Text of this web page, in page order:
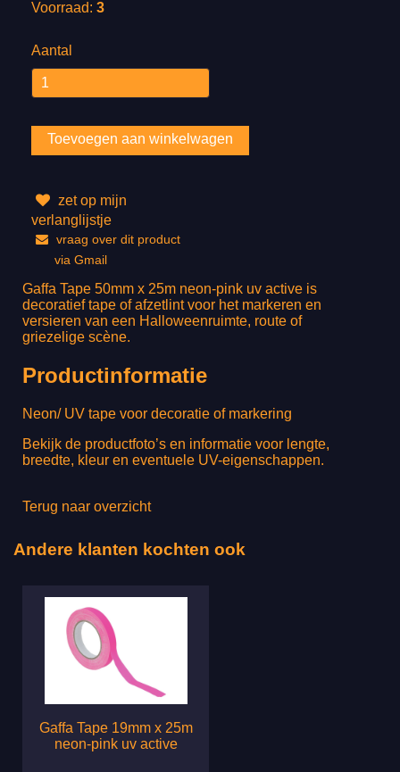
Voorraad: 3
Aantal
zet op mijn
verlanglijstje
vraag over dit product
via Gmail
Gaffa Tape 50mm x 25m neon-pink uv active is
decoratief tape of afzetlint voor het markeren en
versieren van een Halloweenruimte, route of
griezelige scène.
Productinformatie
Neon/ UV tape voor decoratie of markering
Bekijk de productfoto’s en informatie voor lengte,
breedte, kleur en eventuele UV-eigenschappen.
Terug naar overzicht
Andere klanten kochten ook
Gaffa Tape 19mm x 25m
neon-pink uv active